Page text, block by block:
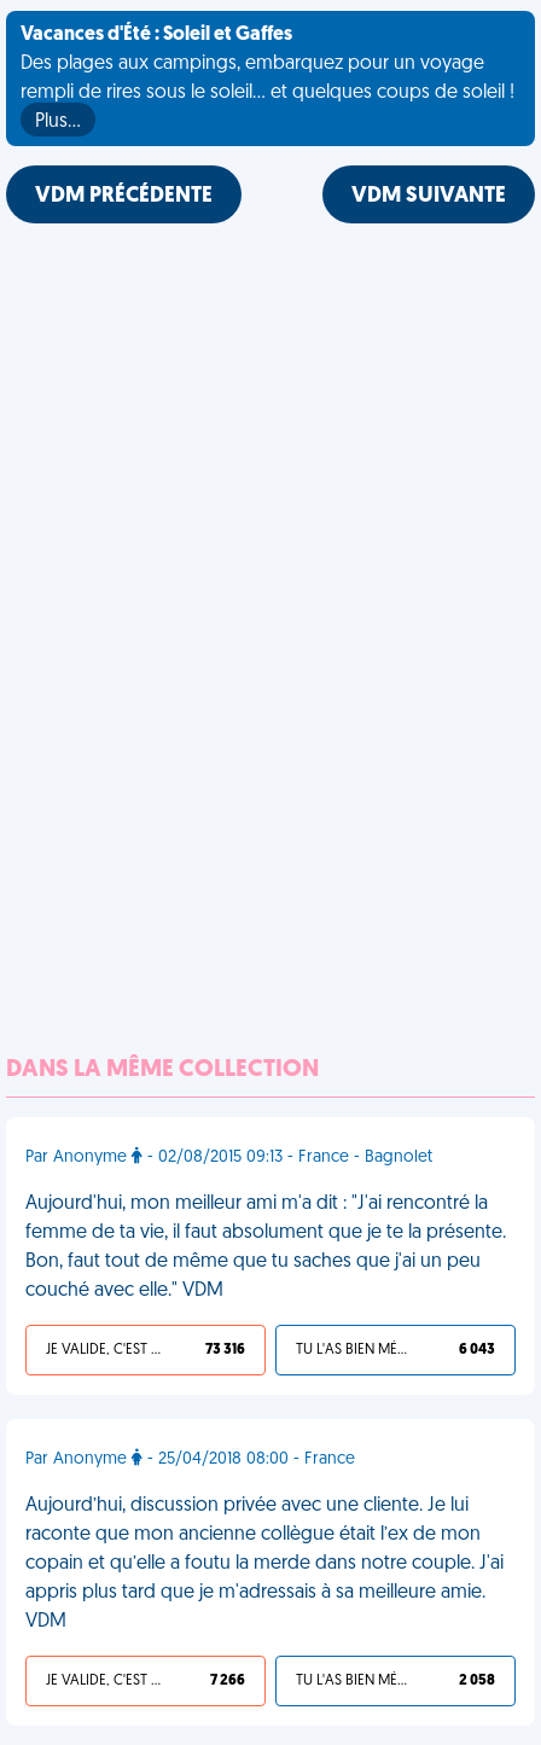
Vacances d'Été : Soleil et Gaffes
Des plages aux campings, embarquez pour un voyage
rempli de rires sous le soleil... et quelques coups de soleil !
Plus…
VDM PRÉCÉDENTE VDM SUIVANTE
DANS LA MÊME COLLECTION
Par Anonyme - 02/08/2015 09:13 - France - Bagnolet
Aujourd'hui, mon meilleur ami m'a dit : "J'ai rencontré la
femme de ta vie, il faut absolument que je te la présente.
Bon, faut tout de même que tu saches que j'ai un peu
couché avec elle." VDM
JE VALIDE, C'EST UNE VDM 73 316 TU L'AS BIEN MÉRITÉ 6 043
Par Anonyme - 25/04/2018 08:00 - France
Aujourd’hui, discussion privée avec une cliente. Je lui
raconte que mon ancienne collègue était l’ex de mon
copain et qu’elle a foutu la merde dans notre couple. J'ai
appris plus tard que je m'adressais à sa meilleure amie.
VDM
JE VALIDE, C'EST UNE VDM 7 266 TU L'AS BIEN MÉRITÉ 2 058